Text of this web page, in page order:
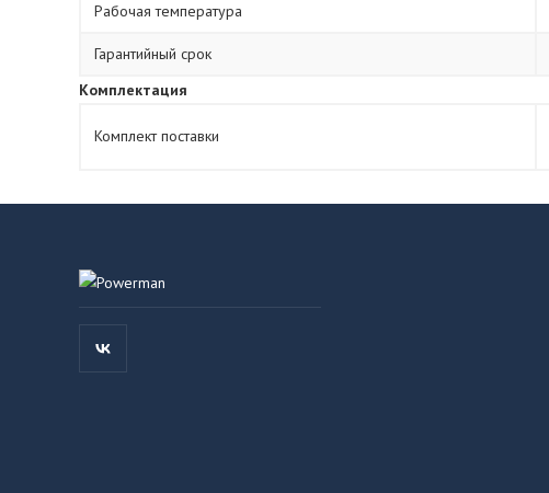
Рабочая температура
Гарантийный срок
Комплектация
Комплект поставки